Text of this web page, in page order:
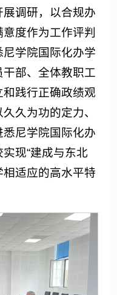
调研，以合规办
度作为工作评判
学院国际化办学
部、全体教职工
践行正确政绩观
久为功的定力、
尼学院国际化办
现“建成与东北
适应的高水平特